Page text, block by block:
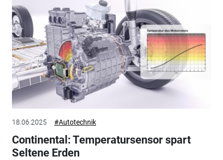
18.06.2025 #Autotechnik
Continental: Temperatursensor spart
Seltene Erden